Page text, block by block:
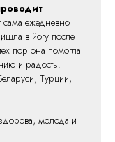
ежедневно
в йогу после
пор она помогла
и радость.
Турции,
молода и